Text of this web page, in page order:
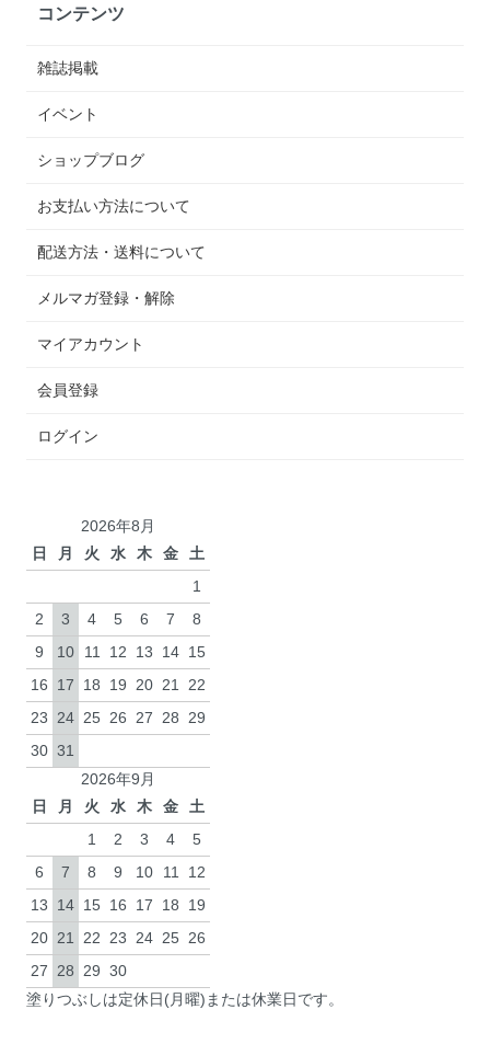
コンテンツ
雑誌掲載
イベント
ショップブログ
お支払い方法について
配送方法・送料について
メルマガ登録・解除
マイアカウント
会員登録
ログイン
2026年8月
日
月 火 水 木 金
土
1
2
3 4 5 6 7
8
9
10 11 12 13 14 15
16
17 18 19 20 21
22
23
24 25 26 27 28
29
30 31
2026年9月
日
月 火 水 木 金
土
1
2 3 4
5
6
7 8 9 10 11
12
13
14 15 16 17 18
19
20 21 22 23 24 25 26
27
28 29 30
塗りつぶしは定休日(月曜)または休業日です。